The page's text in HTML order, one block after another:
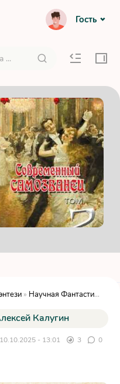
Гость
» Научная Фантастика
Калугин
10.10.2025 - 13:01 3 0